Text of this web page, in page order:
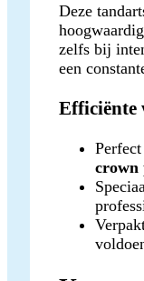
Deze
zelfs bij
een
Efficiënte
crown